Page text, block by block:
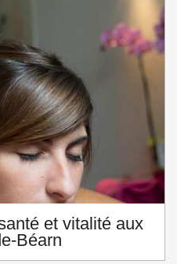
et vitalité aux
Béarn